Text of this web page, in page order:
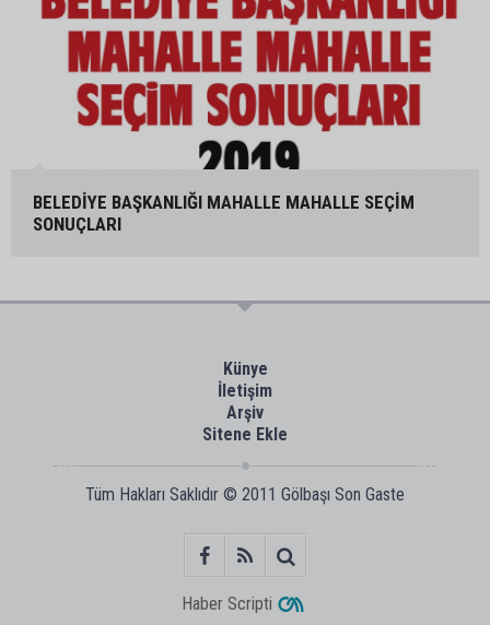
BELEDİYE BAŞKANLIĞI MAHALLE MAHALLE SEÇİM
SONUÇLARI
Künye
İletişim
Arşiv
Sitene Ekle
Tüm Hakları Saklıdır © 2011 Gölbaşı Son Gaste
Haber Scripti